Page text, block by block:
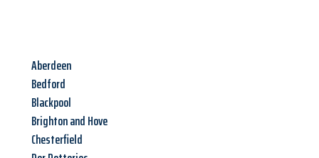
Aberdeen
Bedford
Blackpool
Brighton and Hove
Chesterfield